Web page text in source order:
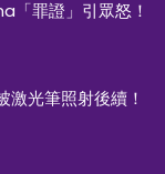
「罪證」引眾怒！
激光筆照射後續！